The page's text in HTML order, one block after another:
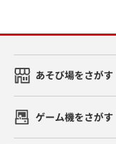
あそび場をさがす
ゲーム機をさがす